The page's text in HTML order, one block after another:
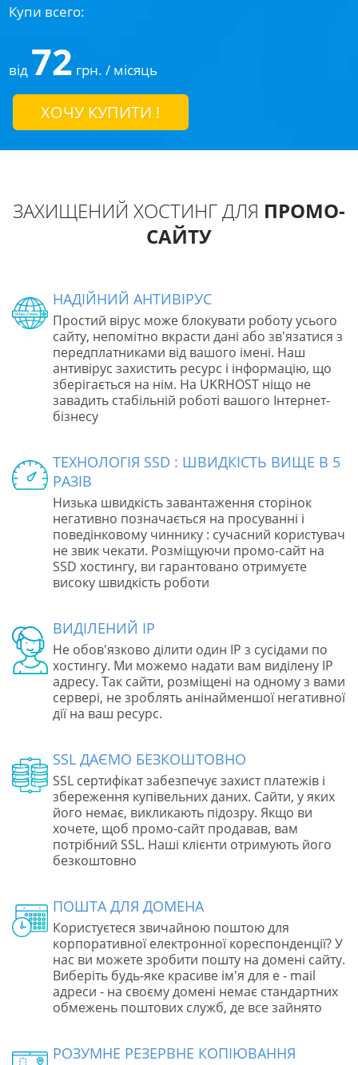
Купи всего:
від 72 грн. / місяць
ХОЧУ КУПИТИ !
ЗАХИЩЕНИЙ ХОСТИНГ ДЛЯ ПРОМО-
САЙТУ
НАДІЙНИЙ АНТИВІРУС
Простий вірус може блокувати роботу усього
сайту, непомітно вкрасти дані або зв'язатися з
передплатниками від вашого імені. Наш
антивірус захистить ресурс і інформацію, що
зберігається на нім. На UKRHOST ніщо не
завадить стабільній роботі вашого Інтернет-
бізнесу
ТЕХНОЛОГІЯ SSD : ШВИДКІСТЬ ВИЩЕ В 5
РАЗІВ
Низька швидкість завантаження сторінок
негативно позначається на просуванні і
поведінковому чиннику : сучасний користувач
не звик чекати. Розміщуючи промо-сайт на
SSD хостингу, ви гарантовано отримуєте
високу швидкість роботи
ВИДІЛЕНИЙ IP
Не обов'язково ділити один IP з сусідами по
хостингу. Ми можемо надати вам виділену IP
адресу. Так сайти, розміщені на одному з вами
сервері, не зроблять анінайменшої негативної
дії на ваш ресурс.
SSL ДАЄМО БЕЗКОШТОВНО
SSL сертифікат забезпечує захист платежів і
збереження купівельних даних. Сайти, у яких
його немає, викликають підозру. Якщо ви
хочете, щоб промо-сайт продавав, вам
потрібний SSL. Наші клієнти отримують його
безкоштовно
ПОШТА ДЛЯ ДОМЕНА
Користуєтеся звичайною поштою для
корпоративної електронної кореспонденції? У
нас ви можете зробити пошту на домені сайту.
Виберіть будь-яке красиве ім'я для e - mail
адреси - на своєму домені немає стандартних
обмежень поштових служб, де все зайнято
РОЗУМНЕ РЕЗЕРВНЕ КОПІЮВАННЯ